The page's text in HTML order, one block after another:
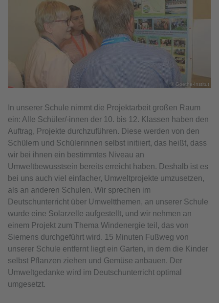
© Goethe-Institut
In unserer Schule nimmt die Projektarbeit großen Raum
ein: Alle Schüler/-innen der 10. bis 12. Klassen haben den
Auftrag, Projekte durchzuführen. Diese werden von den
Schülern und Schülerinnen selbst initiiert, das heißt, dass
wir bei ihnen ein bestimmtes Niveau an
Umweltbewusstsein bereits erreicht haben. Deshalb ist es
bei uns auch viel einfacher, Umweltprojekte umzusetzen,
als an anderen Schulen. Wir sprechen im
Deutschunterricht über Umweltthemen, an unserer Schule
wurde eine Solarzelle aufgestellt, und wir nehmen an
einem Projekt zum Thema Windenergie teil, das von
Siemens durchgeführt wird. 15 Minuten Fußweg von
unserer Schule entfernt liegt ein Garten, in dem die Kinder
selbst Pflanzen ziehen und Gemüse anbauen. Der
Umweltgedanke wird im Deutschunterricht optimal
umgesetzt.